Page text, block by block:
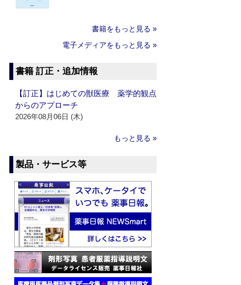
書籍をもっと見る »
電子メディアをもっと見る »
書籍 訂正・追加情報
【訂正】はじめての獣医療 薬学的観点
からのアプローチ
2026年08月06日 (木)
もっと見る »
製品・サービス等